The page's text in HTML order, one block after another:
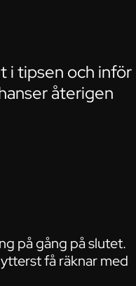
i tipsen och inför
återigen
på gång på slutet.
få räknar med